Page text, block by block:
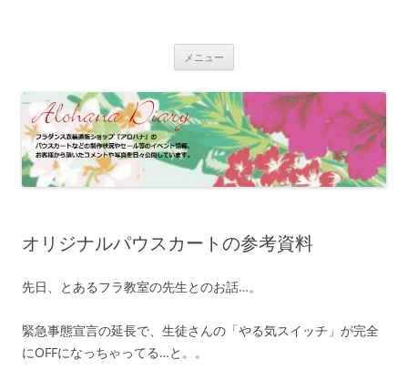
キ
ッ
プ
ラドレスの着用写真などをご紹介
メニュー
オリジナルパウスカートの参考資料
先日、とあるフラ教室の先生とのお話…。
緊急事態宣言の延長で、生徒さんの「やる気スイッチ」が完全
にOFFになっちゃってる…と。。